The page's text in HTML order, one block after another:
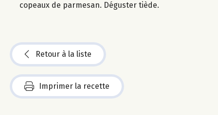
copeaux de parmesan. Déguster tiède.
Retour à la liste
Imprimer la recette